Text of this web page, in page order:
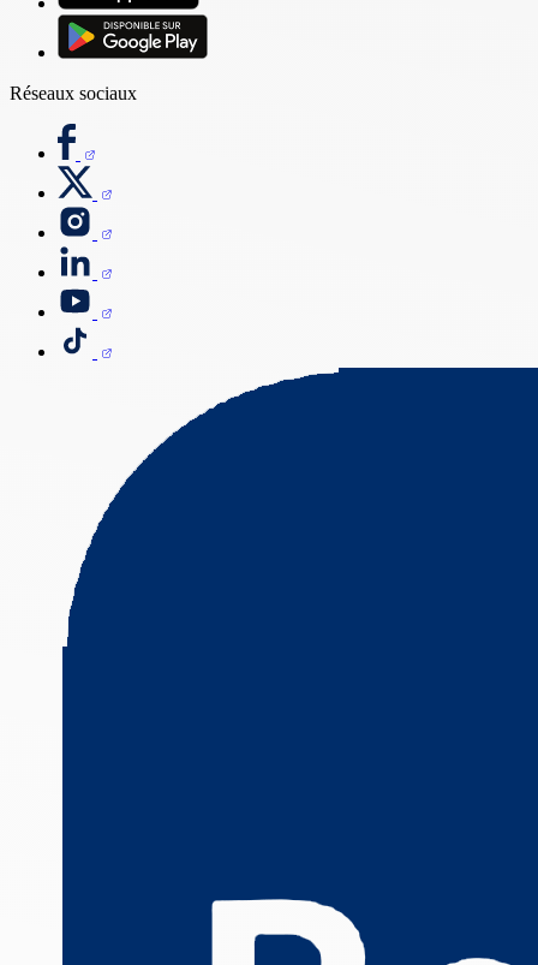
Réseaux sociaux